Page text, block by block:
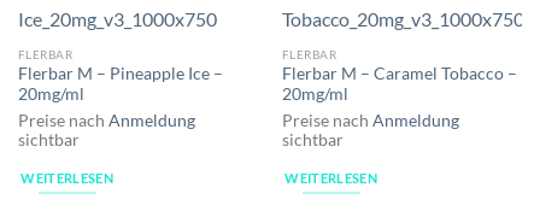
FLERBAR
Flerbar M – Pineapple Ice –
20mg/ml
Preise nach Anmeldung
sichtbar
WEITERLESEN
FLERBAR
Flerbar M – Caramel Tobacco –
20mg/ml
Preise nach Anmeldung
sichtbar
WEITERLESEN